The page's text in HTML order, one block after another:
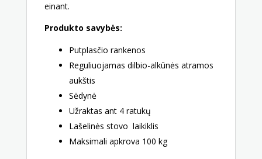
einant.
Produkto savybės:
Putplasčio rankenos
Reguliuojamas dilbio-alkūnės atramos
aukštis
Sėdynė
Užraktas ant 4 ratukų
Lašelinės stovo laikiklis
Maksimali apkrova 100 kg